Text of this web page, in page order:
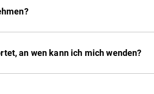
an wen kann ich mich wenden?